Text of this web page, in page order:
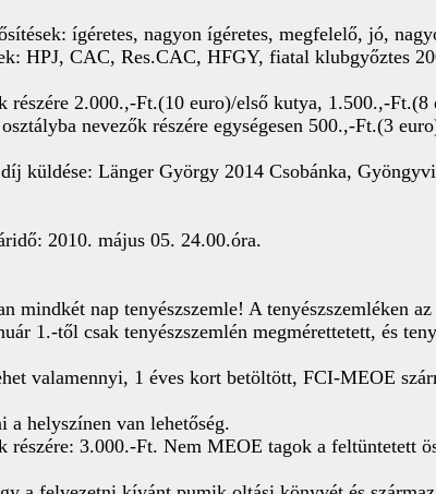
ígéretes, nagyon ígéretes, megfelelő, jó,
HPJ, CAC, Res.CAC, HFGY, fiatal klubgyőztes
részére 2.000.,-Ft.(10 euro)/első kutya, 1.500.,-
nevezők részére egységesen 500.,-Ft.(3
küldése: Länger György 2014 Csobánka,
2010. május 05. 24.00.óra.
mindkét nap tenyészszemle! A tenyészszemléken
1.-től csak tenyészszemlén megmérettetett, és
valamennyi, 1 éves kort betöltött, FCI-MEOE
a helyszínen van lehetőség.
részére: 3.000.-Ft. Nem MEOE tagok a feltüntetett